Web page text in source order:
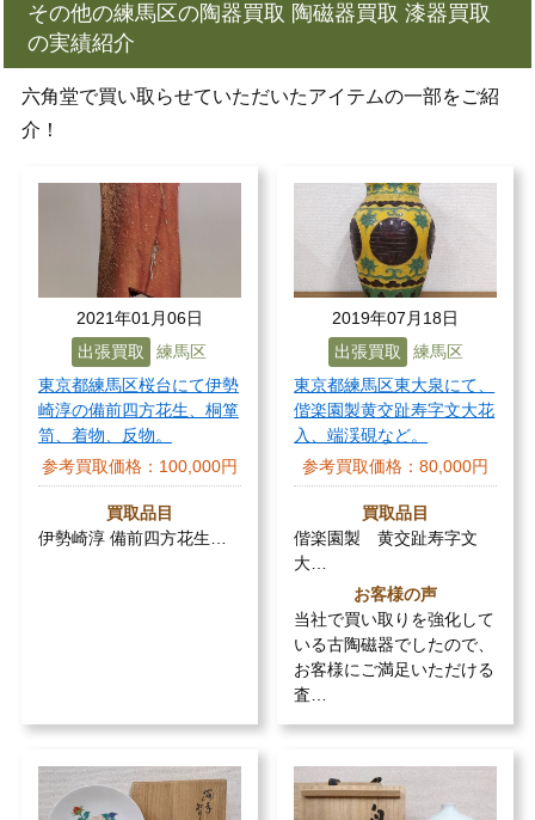
その他の練馬区の陶器買取 陶磁器買取 漆器買取
の実績紹介
六角堂で買い取らせていただいたアイテムの一部をご紹
介！
2021年01月06日
出張買取
練馬区
東京都練馬区桜台にて伊勢
崎淳の備前四方花生、桐箪
笥、着物、反物。
参考買取価格： 100,000円
買取品目
伊勢崎淳 備前四方花生…
2019年07月18日
出張買取
練馬区
東京都練馬区東大泉にて、
偕楽園製黄交趾寿字文大花
入、端渓硯など。
参考買取価格：80,000円
買取品目
偕楽園製 黄交趾寿字文
大…
お客様の声
当社で買い取りを強化して
いる古陶磁器でしたので、
お客様にご満足いただける
査…